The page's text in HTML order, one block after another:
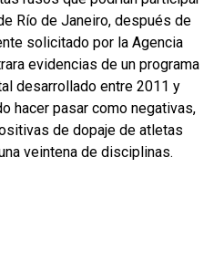
Río de Janeiro, después de
solicitado por la Agencia
evidencias de un programa
desarrollado entre 2011 y
hacer pasar como negativas,
de dopaje de atletas
veintena de disciplinas.